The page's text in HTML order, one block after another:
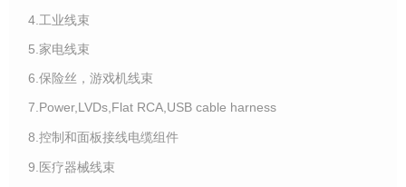
4.工业线束
5.家电线束
6.保险丝，游戏机线束
7.Power,LVDs,Flat RCA,USB cable harness
8.控制和面板接线电缆组件
9.医疗器械线束